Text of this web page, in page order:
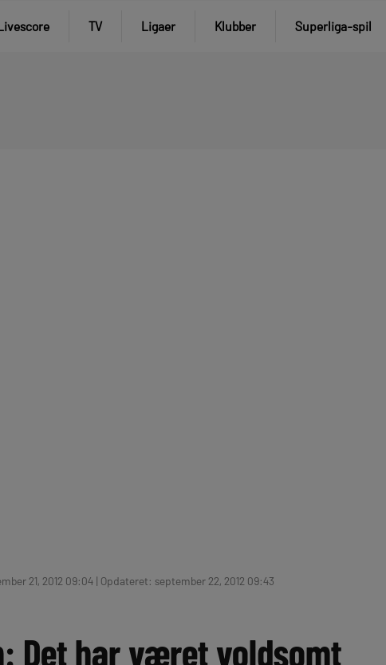
TV Ligaer Klubber Superliga-spil
21, 2012 09:04 | Opdateret: september 22, 2012 09:43
Det har været voldsomt